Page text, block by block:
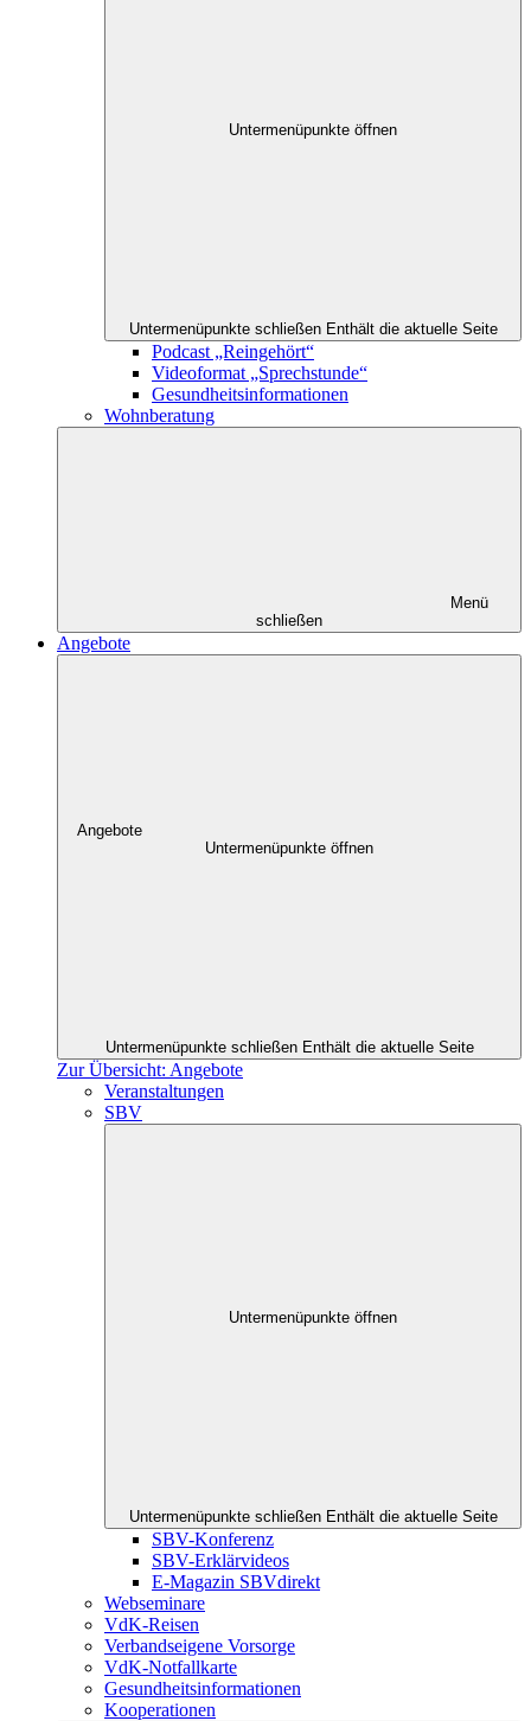
Untermenüpunkte öffnen
Untermenüpunkte schließen Enthält die aktuelle Seite
Podcast „Reingehört“
Videoformat „Sprechstunde“
Gesundheitsinformationen
Wohnberatung
Menü
schließen
Angebote
Angebote
Untermenüpunkte öffnen
Untermenüpunkte schließen Enthält die aktuelle Seite
Zur Übersicht: Angebote
Veranstaltungen
SBV
Untermenüpunkte öffnen
Untermenüpunkte schließen Enthält die aktuelle Seite
SBV-Konferenz
SBV-Erklärvideos
E-Magazin SBVdirekt
Webseminare
VdK-Reisen
Verbandseigene Vorsorge
VdK-Notfallkarte
Gesundheitsinformationen
Kooperationen